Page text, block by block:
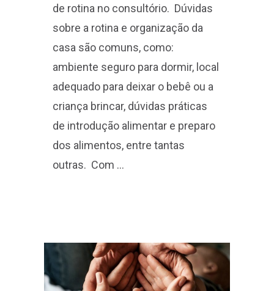
de rotina no consultório. Dúvidas
sobre a rotina e organização da
casa são comuns, como:
ambiente seguro para dormir, local
adequado para deixar o bebê ou a
criança brincar, dúvidas práticas
de introdução alimentar e preparo
dos alimentos, entre tantas
outras. Com …